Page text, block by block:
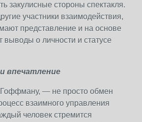
закулисные стороны спектакля.
участники взаимодействия,
представление и на основе
выводы о личности и статусе
впечатление
— не просто обмен
взаимного управления
человек стремится